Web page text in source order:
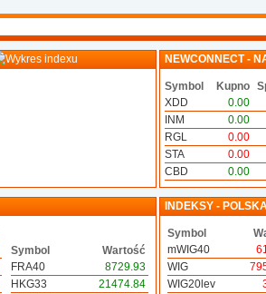
NEWCONNECT -
Symbol Kupno
XDD
0.00
INM
0.00
RGL
0.00
STA
0.00
CBD
0.00
Symbol
Wartość
FRA40
8729.93
HKG33
21474.84
INDEKSY -
Symbol
mWIG40
WIG
WIG20lev